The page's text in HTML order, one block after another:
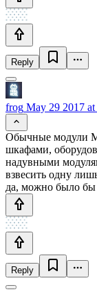
Reply
frog May 29 2017
Обычные модули
шкафами,
надувными
взвесить одну
да, можно было бы
Reply